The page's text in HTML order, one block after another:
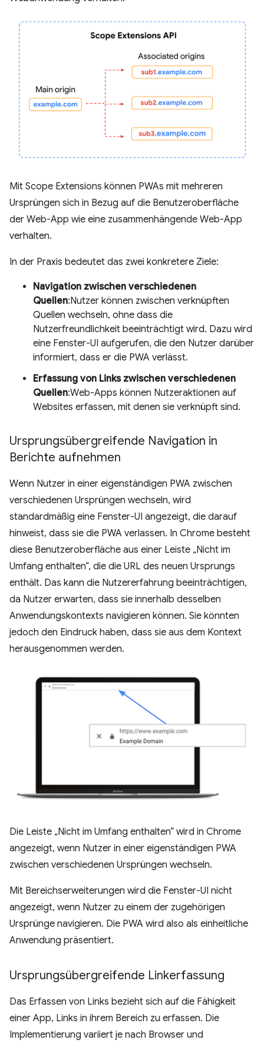
Mit Scope Extensions können PWAs mit mehreren
Ursprüngen sich in Bezug auf die Benutzeroberfläche
der Web-App wie eine zusammenhängende Web-App
verhalten.
In der Praxis bedeutet das zwei konkretere Ziele:
Navigation zwischen verschiedenen
Quellen:Nutzer können zwischen verknüpften
Quellen wechseln, ohne dass die
Nutzerfreundlichkeit beeinträchtigt wird. Dazu wird
eine Fenster-UI aufgerufen, die den Nutzer darüber
informiert, dass er die PWA verlässt.
Erfassung von Links zwischen verschiedenen
Quellen:Web-Apps können Nutzeraktionen auf
Websites erfassen, mit denen sie verknüpft sind.
Ursprungsübergreifende Navigation in
Berichte aufnehmen
Wenn Nutzer in einer eigenständigen PWA zwischen
verschiedenen Ursprüngen wechseln, wird
standardmäßig eine Fenster-UI angezeigt, die darauf
hinweist, dass sie die PWA verlassen. In Chrome besteht
diese Benutzeroberfläche aus einer Leiste „Nicht im
Umfang enthalten“, die die URL des neuen Ursprungs
enthält. Das kann die Nutzererfahrung beeinträchtigen,
da Nutzer erwarten, dass sie innerhalb desselben
Anwendungskontexts navigieren können. Sie könnten
jedoch den Eindruck haben, dass sie aus dem Kontext
herausgenommen werden.
Die Leiste „Nicht im Umfang enthalten“ wird in Chrome
angezeigt, wenn Nutzer in einer eigenständigen PWA
zwischen verschiedenen Ursprüngen wechseln.
Mit Bereichserweiterungen wird die Fenster-UI nicht
angezeigt, wenn Nutzer zu einem der zugehörigen
Ursprünge navigieren. Die PWA wird also als einheitliche
Anwendung präsentiert.
Ursprungsübergreifende Linkerfassung
Das Erfassen von Links bezieht sich auf die Fähigkeit
einer App, Links in ihrem Bereich zu erfassen. Die
Implementierung variiert je nach Browser und